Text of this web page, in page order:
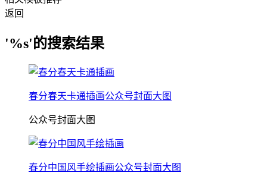
返回
'%s'的搜索结果
春分春天卡通插画公众号封面大图
公众号封面大图
春分中国风手绘插画公众号封面大图